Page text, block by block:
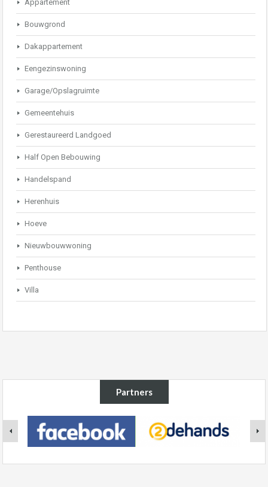
Appartement
Bouwgrond
Dakappartement
Eengezinswoning
Garage/Opslagruimte
Gemeentehuis
Gerestaureerd Landgoed
Half Open Bebouwing
Handelspand
Herenhuis
Hoeve
Nieuwbouwwoning
Penthouse
Villa
Partners